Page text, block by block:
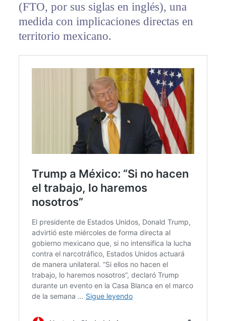
(FTO, por sus siglas en inglés), una
medida con implicaciones directas en
territorio mexicano.